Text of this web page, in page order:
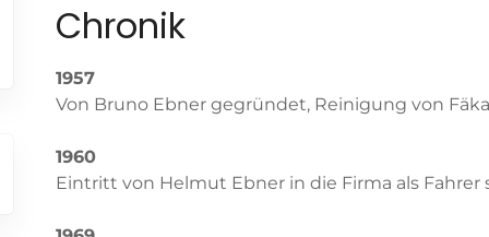
Chronik
1957
Von Bruno Ebner gegründet, Reinigung von
1960
Eintritt von Helmut Ebner in die Firma als